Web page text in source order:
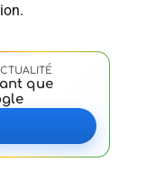
que